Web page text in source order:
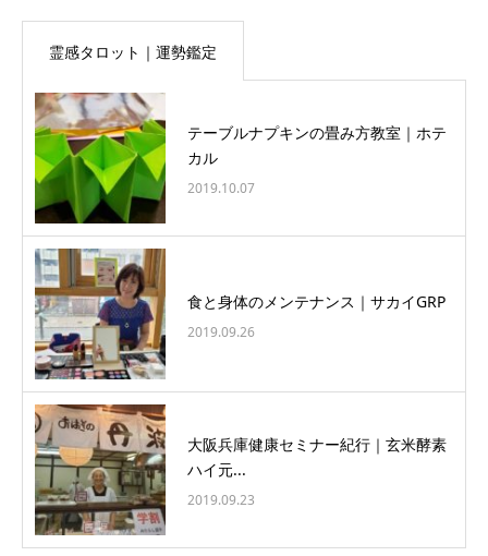
霊感タロット｜運勢鑑定
テーブルナプキンの畳み方教室｜ホテ
カル
2019.10.07
食と身体のメンテナンス｜サカイGRP
2019.09.26
大阪兵庫健康セミナー紀行｜玄米酵素
ハイ元...
2019.09.23